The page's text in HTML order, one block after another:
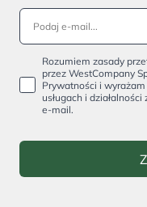
Rozumiem zasady
przez WestCompany
Prywatności i
usługach i
e-mail.